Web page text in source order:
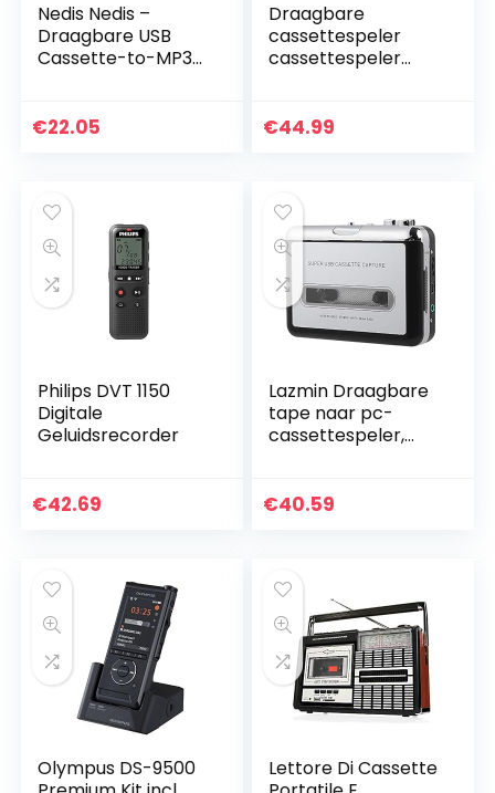
Nedis Nedis –
Draagbare USB
Cassette-to-MP3
omzetten naar
LR6 0.55 m Grijs
€22.05
Draagbare
cassettespeler
cassettespeler
converter digitale
€44.99
Philips DVT 1150
Digitale
Geluidsrecorder
€42.69
Lazmin Draagbare
tape naar pc-
cassettespeler,
Tapes naar MP3-
€40.59
Olympus DS-9500
Lettore Di Cassette